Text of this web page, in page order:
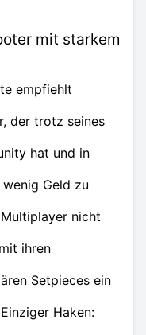
mit starkem
empfiehlt
der trotz seines
hat und in
Geld zu
nicht
ihren
Setpieces ein
Haken: